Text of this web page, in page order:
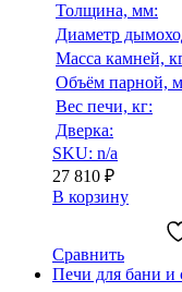
Толщина, мм:
Диаметр
Масса камней,
Объём парной,
Вес печи, кг:
Дверка:
SKU: n/a
27 810 ₽
В корзину
Сравнить
Печи для бани и